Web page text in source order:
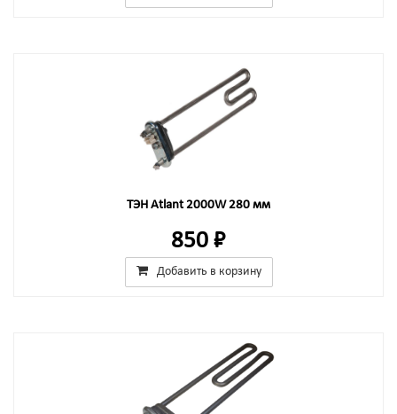
ТЭН Atlant 2000W 280 мм
850 ₽
Добавить в корзину